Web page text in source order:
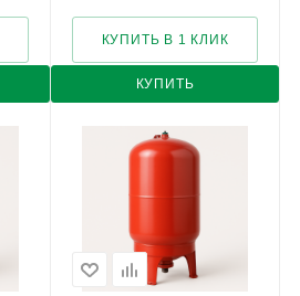
КУПИТЬ
КУПИТЬ В 1 КЛИК